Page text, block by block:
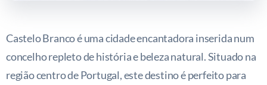
Castelo Branco é uma cidade encantadora inserida num
concelho repleto de história e beleza natural. Situado na
região centro de Portugal, este destino é perfeito para